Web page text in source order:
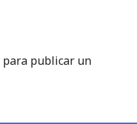
para publicar un